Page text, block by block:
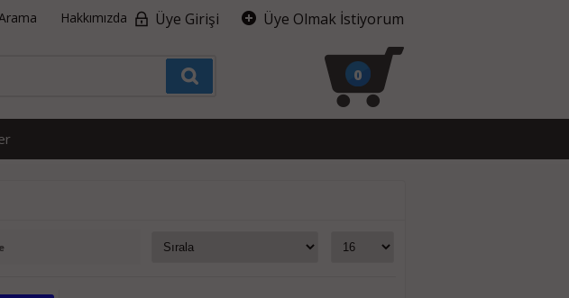
Hakkımızda Üye Girişi Üye Olmak İstiyorum
0